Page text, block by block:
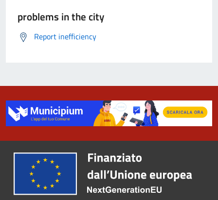
problems in the city
Report inefficiency